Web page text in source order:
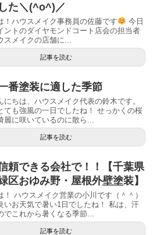
た＼(^o^)／
！ハウスメイク事務員の佐藤です
今日
ントのダイヤモンドコート店会の担当者
スメイクの店舗に...
記事を読む
番塗装に適した季節
にちは、ハウスメイク代表の鈴木です。
ても強風の一日でしたね！ せっかくの桜
麗に咲いているのに散ら...
記事を読む
頼できる会社で！！【千葉県
区おゆみ野・屋根外壁塗装】
！ ハウスメイク営業の小川です（＾＾）
いお天気で暑い1日でしたね！ 私は、汗
でこれから暑くなる季節...
記事を読む